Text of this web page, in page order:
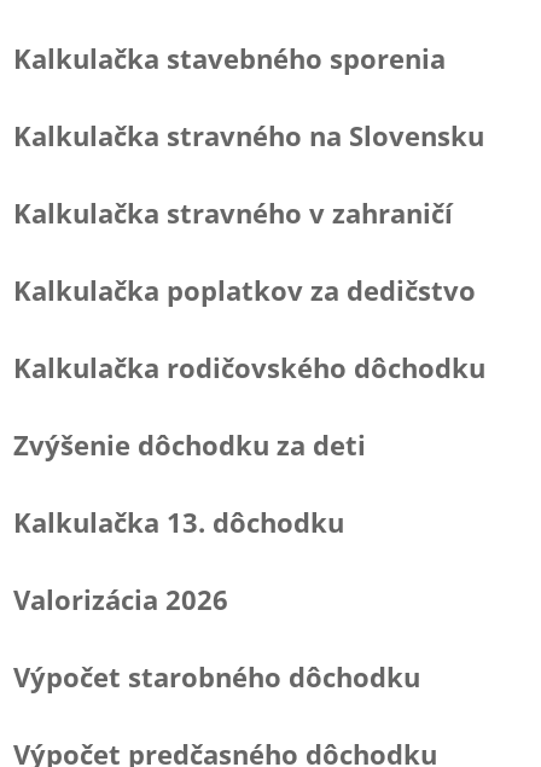
Kalkulačka stavebného sporenia
Kalkulačka stravného na Slovensku
Kalkulačka stravného v zahraničí
Kalkulačka poplatkov za dedičstvo
Kalkulačka rodičovského dôchodku
Zvýšenie dôchodku za deti
Kalkulačka 13. dôchodku
Valorizácia 2026
Výpočet starobného dôchodku
Výpočet predčasného dôchodku